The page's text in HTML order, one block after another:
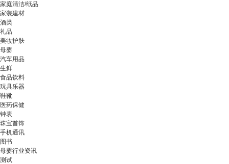
家庭清洁/纸品
家装建材
酒类
礼品
美妆护肤
母婴
汽车用品
生鲜
食品饮料
玩具乐器
鞋靴
医药保健
钟表
珠宝首饰
手机通讯
图书
母婴行业资讯
测试